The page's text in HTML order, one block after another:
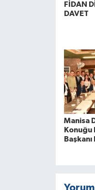
FİDAN
DAVET
Manisa
Konuğu